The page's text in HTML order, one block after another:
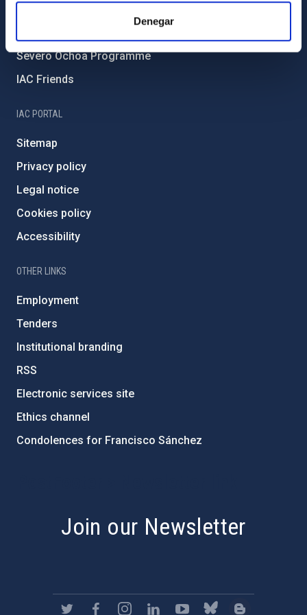
Denegar
Severo Ochoa Programme
IAC Friends
IAC PORTAL
Sitemap
Privacy policy
Legal notice
Cookies policy
Accessibility
OTHER LINKS
Employment
Tenders
Institutional branding
RSS
Electronic services site
Ethics channel
Condolences for Francisco Sánchez
Join our Newsletter